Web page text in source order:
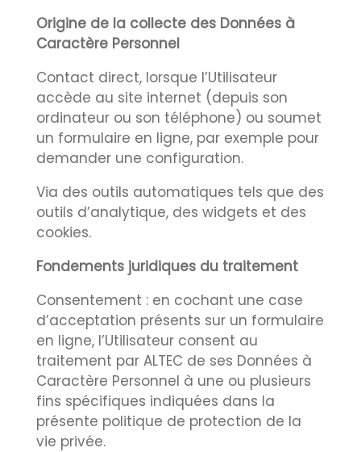
Origine de la collecte des Données à
Caractère Personnel
Contact direct, lorsque l’Utilisateur
accède au site internet (depuis son
ordinateur ou son téléphone) ou soumet
un formulaire en ligne, par exemple pour
demander une configuration.
Via des outils automatiques tels que des
outils d’analytique, des widgets et des
cookies.
Fondements juridiques du traitement
Consentement : en cochant une case
d’acceptation présents sur un formulaire
en ligne, l’Utilisateur consent au
traitement par ALTEC de ses Données à
Caractère Personnel à une ou plusieurs
fins spécifiques indiquées dans la
présente politique de protection de la
vie privée.